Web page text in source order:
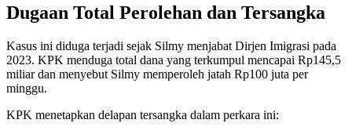
Dugaan Total Perolehan dan Tersangka
Kasus ini diduga terjadi sejak Silmy menjabat Dirjen Imigrasi pada
2023. KPK menduga total dana yang terkumpul mencapai Rp145,5
miliar dan menyebut Silmy memperoleh jatah Rp100 juta per
minggu.
KPK menetapkan delapan tersangka dalam perkara ini: